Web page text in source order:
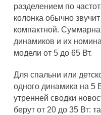
разделением по
колонка обычно
компактной.
динамиков и их
модели от 5 до 65 Вт.
Для спальни или
одного динамика на 5
утренней сводки
берут от 20 до 35 Вт: